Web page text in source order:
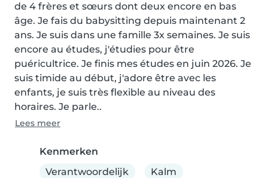
de 4 frères et sœurs dont deux encore en bas
âge. Je fais du babysitting depuis maintenant 2
ans. Je suis dans une famille 3x semaines. Je suis
encore au études, j'étudies pour être
puéricultrice. Je finis mes études en juin 2026. Je
suis timide au début, j'adore être avec les
enfants, je suis très flexible au niveau des
horaires. Je parle..
Lees meer
Kenmerken
Verantwoordelijk
Kalm